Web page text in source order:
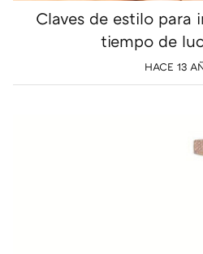
Claves de estilo para
tiempo de
HACE 13